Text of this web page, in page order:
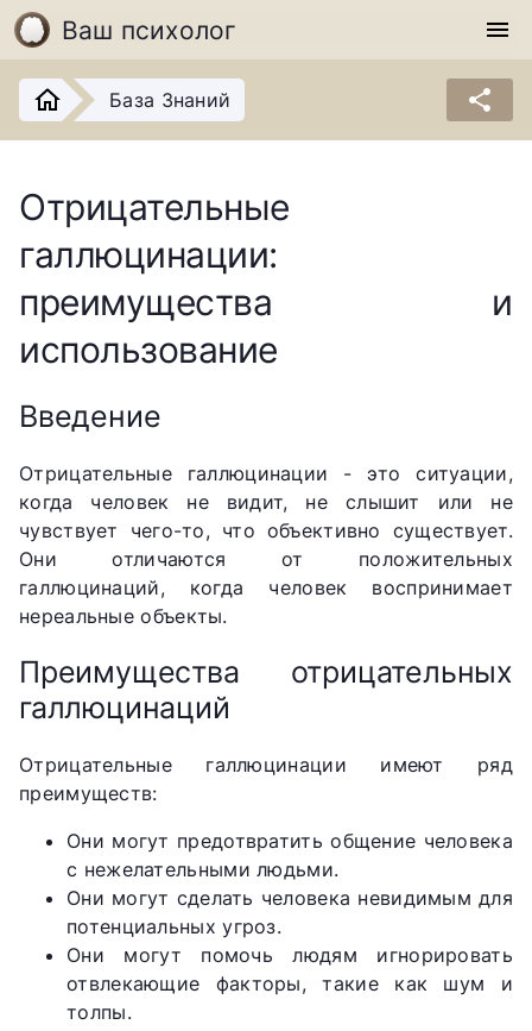
Ваш психолог menu
База Знаний share
Отрицательные
галлюцинации:
преимущества и
использование
Введение
Отрицательные галлюцинации - это ситуации,
когда человек не видит, не слышит или не
чувствует чего-то, что объективно существует.
Они отличаются от положительных
галлюцинаций, когда человек воспринимает
нереальные объекты.
Преимущества отрицательных
галлюцинаций
Отрицательные галлюцинации имеют ряд
преимуществ:
Они могут предотвратить общение человека
с нежелательными людьми.
Они могут сделать человека невидимым для
потенциальных угроз.
Они могут помочь людям игнорировать
отвлекающие факторы, такие как шум и
толпы.